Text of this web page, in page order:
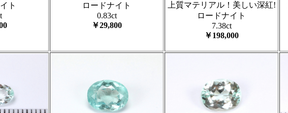
ト
ロードナイト
0.83ct
￥29,800
上質マテリアル！美しい深紅!
ロードナイト
7.38ct
￥198,000